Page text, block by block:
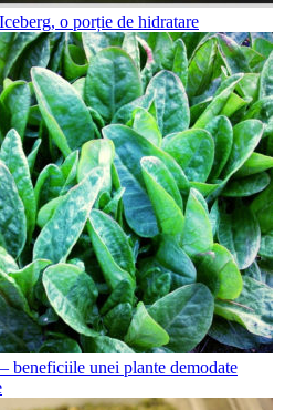
o porție de hidratare
beneficiile unei plante demodate